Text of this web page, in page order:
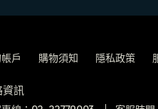
戶 購物須知 隱私政策
訊